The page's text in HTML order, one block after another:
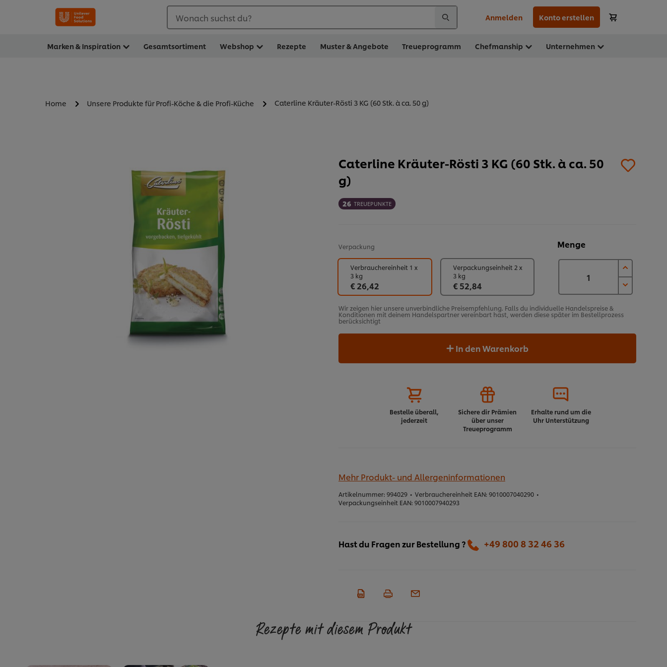
Wonach suchst du? Anmelden Konto erstellen
Marken & Inspiration Gesamtsortiment Webshop Rezepte Muster & Angebote Treueprogramm Chefmanship Unternehmen
Home Unsere Produkte für Profi-Köche & die Profi-Küche Caterline Kräuter-Rösti 3 KG (60 Stk. à ca. 50 g)
Caterline Kräuter-Rösti 3 KG (60 Stk. à ca. 50
g)
26 TREUEPUNKTE
Verpackung Menge
Verbrauchereinheit 1 x
3 kg
€ 26,42
Verpackungseinheit 2 x
3 kg
€ 52,84
Wir zeigen hier unsere unverbindliche Preisempfehlung. Falls du individuelle Handelspreise &
Konditionen mit deinem Handelspartner vereinbart hast, werden diese später im Bestellprozess
berücksichtigt
In den Warenkorb
Bestelle überall,
jederzeit
Sichere dir Prämien
über unser
Treueprogramm
Erhalte rund um die
Uhr Unterstützung
Mehr Produkt- und Allergeninformationen
Artikelnummer: 994029 • Verbrauchereinheit EAN: 9010007040290 •
Verpackungseinheit EAN: 9010007940293
Hast du Fragen zur Bestellung ? +49 800 8 32 46 36
Rezepte mit diesem Produkt